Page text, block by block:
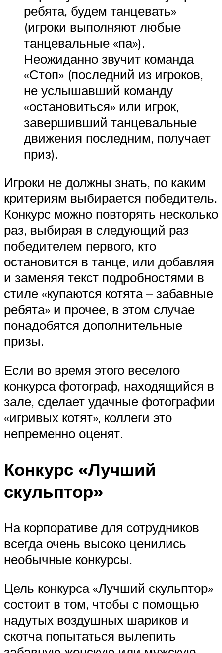
ребята, будем танцевать»
(игроки выполняют любые
танцевальные «па»).
Неожиданно звучит команда
«Стоп» (последний из игроков,
не услышавший команду
«остановиться» или игрок,
завершивший танцевальные
движения последним, получает
приз).
Игроки не должны знать, по каким
критериям выбирается победитель.
Конкурс можно повторять несколько
раз, выбирая в следующий раз
победителем первого, кто
остановится в танце, или добавляя
и заменяя текст подробностями в
стиле «купаются котята – забавные
ребята» и прочее, в этом случае
понадобятся дополнительные
призы.
Если во время этого веселого
конкурса фотограф, находящийся в
зале, сделает удачные фотографии
«игривых котят», коллеги это
непременно оценят.
Конкурс «Лучший
скульптор»
На корпоративе для сотрудников
всегда очень высоко ценились
необычные конкурсы.
Цель конкурса «Лучший скульптор»
состоит в том, чтобы с помощью
надутых воздушных шариков и
скотча попытаться вылепить